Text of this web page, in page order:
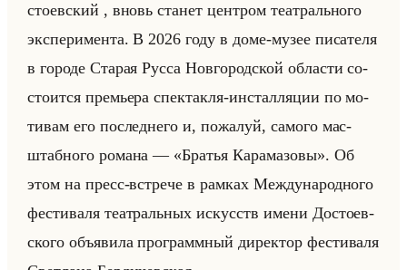
сто­ев­ский , вновь ста­нет цен­тром те­ат­рально­го
экс­пе­ри­мен­та. В 2026 году в доме-музее пи­са­те­ля
в го­ро­де Ста­рая Русса Нов­го­род­ской об­ла­сти со­
сто­ит­ся пре­мье­ра спек­так­ля-ин­стал­ля­ции по мо­
ти­вам его по­след­не­го и, по­жа­луй, са­мо­го мас­
штаб­но­го ро­ма­на — «Братья Карамазовы». Об
этом на пресс-встре­че в рам­ках Меж­ду­на­род­но­го
фе­сти­ва­ля те­ат­ральных ис­кусств имени До­сто­ев­
ско­го объяви­ла про­грамм­ный ди­рек­тор фе­сти­ва­ля